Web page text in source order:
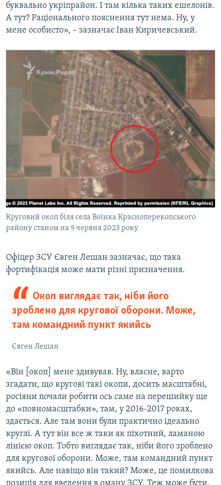
буквально укріпрайон. І там кілька таких ешелонів.
А тут? Раціонального пояснення тут нема. Ну, у
мене особисто», – зазначає Іван Киричевський.
Круговий окоп біля села Воїнка Красноперекопського
району станом на 9 червня 2023 року
Офіцер ЗСУ Євген Лешан зазначає, що така
фортифікація може мати різні призначення.
Окоп виглядає так, ніби його
зроблено для кругової оборони. Може,
там командний пункт якийсь
Євген Лешан
«Він [окоп] мене здивував. Ну, власне, варто
згадати, що кругові такі окопи, досить масштабні,
росіяни почали робити ось саме на перешийку ще
до «повномасштабки», там, у 2016-2017 роках,
здається. Але там вони були практично ідеально
круглі. А тут він все ж таки як піхотний, ламаною
лінією окоп. Тобто виглядає так, ніби його зроблено
для кругової оборони. Може, там командний пункт
якийсь. Але навіщо він такий? Може, це помилкова